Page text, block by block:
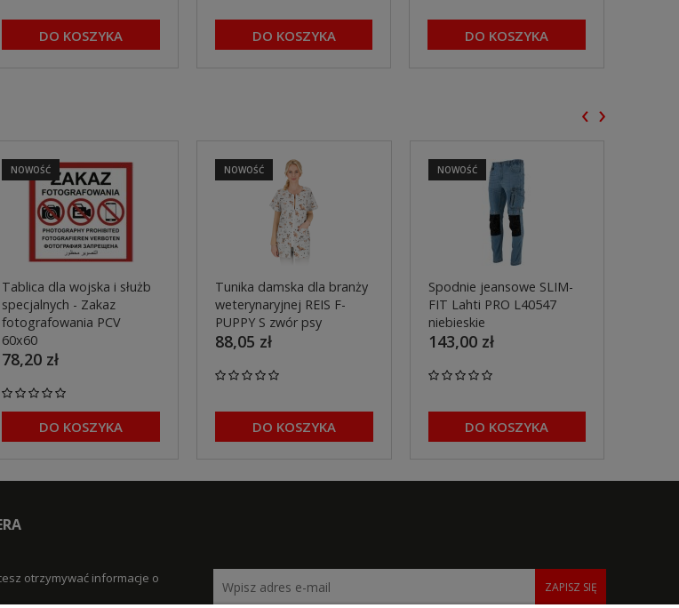
DO KOSZYKA DO KOSZYKA DO KOSZYKA
Tablica dla wojska i służb
specjalnych - Zakaz
fotografowania PCV
60x60
78,20 zł
DO KOSZYKA
NOWOŚĆ
Tunika damska dla branży
weterynaryjnej REIS F-
PUPPY S zwór psy
88,05 zł
DO KOSZYKA
NOWOŚĆ
Spodnie jeansowe SLIM-
FIT Lahti PRO L40547
niebieskie
143,00 zł
DO KOSZYKA
NOWOŚĆ
‹ ›
otrzymywać informacje o
ZAPISZ SIĘ